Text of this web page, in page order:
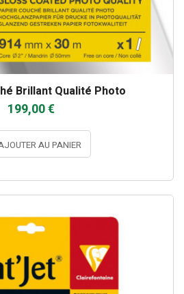
Brillant Qualité Photo
199,00 €
AU PANIER